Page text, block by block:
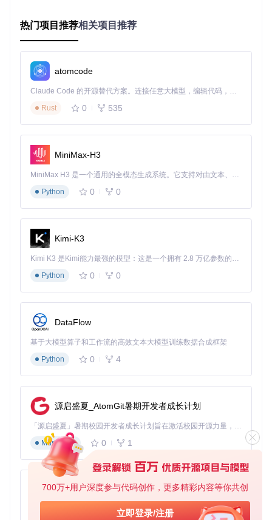
700万+用户深度参与代码创作，更多精彩内容等你共创
立即登录/注册
属性和扩展属性，确保数据读写的准确性。
3. 跨平台抽象层设计
NTFS-3G在不同操作系统上提供统一的接口，通过抽象层适
配Linux、macOS等不同平台的系统调用。这种设计不仅保证
了跨平台兼容性，还便于后续支持新的操作系统。
简单来说，NTFS-3G就像一位精通多种语言的翻译官，它能
够理解Windows的NTFS"语言"，并将其准确地"翻译"成Linux
或macOS能够理解的指令，从而实现不同系统间的文件互
通。
🔧 分级操作指南：从新手到专家的NTFS-3G使用之道
📱 新手模式：图形化工具操作
对于不熟悉命令行的用户，图形化工具是最佳选择。以下是在
sudo
插入NTFS设备后，打开文件管理器，通常会自动识别并
提示挂载
选择NTFS分区（通常标记为/dev/sdXn）
指定挂载点路径，点击"确定"
macOS系统
打开应用程序，系统托盘会显示NTFS-3G图标
注意事项：图形化工具虽然简单，但可能缺乏高级配置选
项。对于需要特定挂载参数的场景，建议使用命令行方
⌨️ 进阶模式：命令行基础操作
命令行方式提供了更多控制选项，适合有一定技术基础的用
1. 安装NTFS-3G
热门项目推荐相关项目推荐
atomcode
Claude Code 的开源替代方案。连接任意大模型，编辑代码，运行命令，自动验证 — 全自动执行。用 Rust 构建，极致性能。 ｜ An open-source alternative to Claude Code. Connect any LLM, edit code, run commands, and verify changes — autonomously. Built in Rust for speed. Get Started
Rust
0 535
MiniMax-H3
MiniMax H3 是一个通用的全模态生成系统。它支持对由文本、图像、视频和音频组成的多模态上下文进行统一理解，并能生成分辨率高达 2K、时长可达 15 秒的带原生立体声音频的视频。得益于面向任务泛化的系统设计，H3 在预训练阶段就已具备广泛的多模态上下文理解与生成能力，能够出色地执行复杂的多模态指令。
Python
0 0
Kimi-K3
Kimi K3 是Kimi能力最强的模型：这是一个拥有 2.8 万亿参数的混合专家（MoE）模型，具备原生视觉理解能力，并支持 100 万 token 的上下文窗口。
Python
0 0
DataFlow
基于大模型算子和工作流的高效文本大模型训练数据合成框架
Python
0 4
源启盛夏_AtomGit暑期开发者成长计划
「源启盛夏」暑期校园开发者成长计划旨在激活校园开源力量，通过积分激励、认证扶持、资源倾斜等形式，引导高校组织和开发者完成「入驻 — 建项目 — 做贡献 — 获认证 — 得资源」的完整闭环。无论你是想带领社团入驻平台的组织者，还是希望用代码贡献证明自己的开发者，都能在这里找到属于你的成长路径。
Markdown
0 1
py-xiaozhi
基于Python的Xiaozhi AI，适用于想要完整Xiaozhi体验而无需拥有专用硬件的用户。